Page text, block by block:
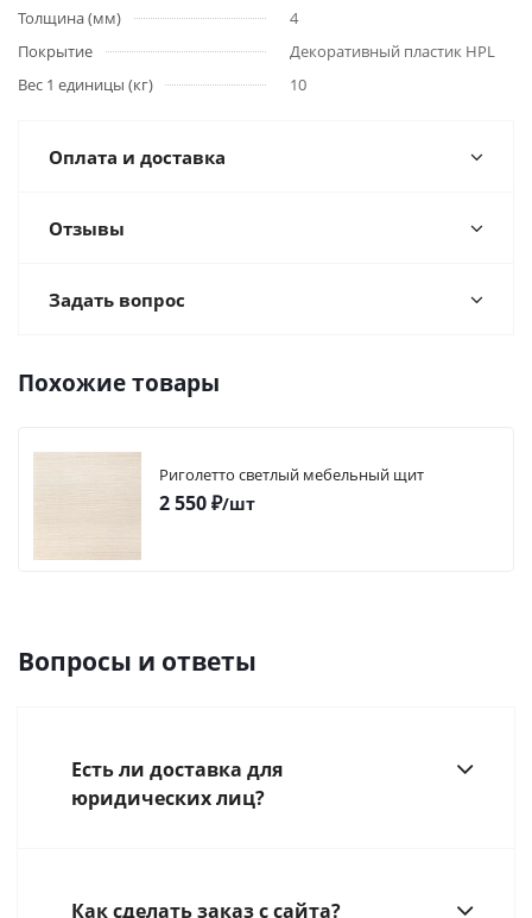
Толщина (мм)
4
Покрытие
Декоративный пластик HPL
Вес 1 единицы (кг)
10
Оплата и доставка
Отзывы
Задать вопрос
Похожие товары
Риголетто светлый мебельный щит
2 550₽/шт
Вопросы и ответы
Есть ли доставка для
юридических лиц?
Как сделать заказ с сайта?